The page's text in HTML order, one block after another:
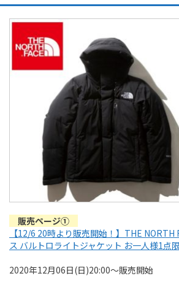
販売ページ①
【12/6 20時より販売開始！】THE NORTH
ス バルトロライトジャケット お一人様1点
2020年12月06日(日)20:00～販売開始